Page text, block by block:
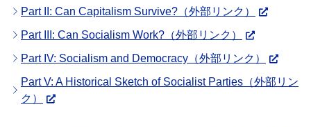
Part II: Can Capitalism Survive?（外部リンク）
Part III: Can Socialism Work?（外部リンク）
Part IV: Socialism and Democracy（外部リンク）
Part V: A Historical Sketch of Socialist Parties（外部リン
ク）